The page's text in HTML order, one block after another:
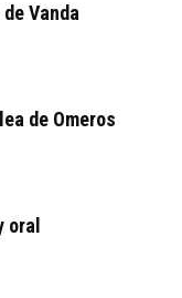
de Vanda
de Omeros
oral